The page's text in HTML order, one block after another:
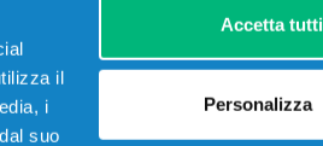
il
i
suo
Accetta tutti
Personalizza
Servizio clienti